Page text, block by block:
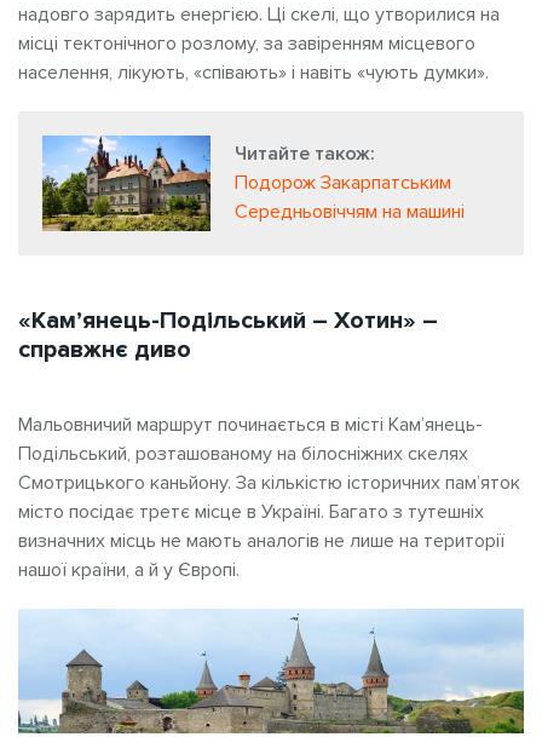
надовго зарядить енергією. Ці скелі, що утворилися на
місці тектонічного розлому, за завіренням місцевого
населення, лікують, «співають» і навіть «чують думки».
Читайте також:
Подорож Закарпатським
Середньовіччям на машині
«Кам’янець-Подільський – Хотин» –
справжнє диво
Мальовничий маршрут починається в місті Кам’янець-
Подільський, розташованому на білосніжних скелях
Смотрицького каньйону. За кількістю історичних пам’яток
місто посідає третє місце в Україні. Багато з тутешніх
визначних місць не мають аналогів не лише на території
нашої країни, а й у Європі.